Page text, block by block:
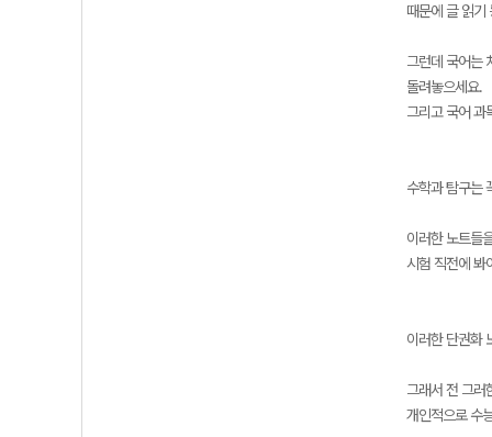
때문에 글 읽기
그런데 국어는
돌려놓으세요.
그리고 국어 과
수학과 탐구는
이러한 노트들
시험 직전에 봐
이러한 단권화
그래서 전 그러
개인적으로 수